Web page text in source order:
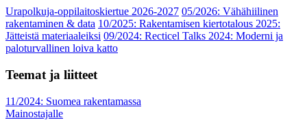
Urapolkuja-oppilaitoskiertue 2026-2027 05/2026: Vähähiilinen
rakentaminen & data 10/2025: Rakentamisen kiertotalous 2025:
Jätteistä materiaaleiksi 09/2024: Recticel Talks 2024: Moderni ja
paloturvallinen loiva katto
Teemat ja liitteet
11/2024: Suomea rakentamassa
Mainostajalle